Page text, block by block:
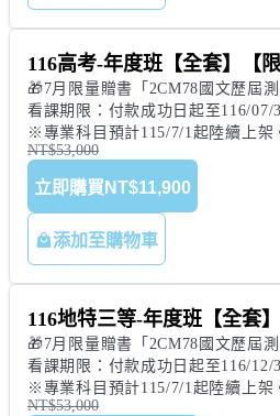
116高考-年度班【全套】【
🎁7月限量贈書「2CM78國文歷屆
看課期限：付款成功日起至116/07/
※專業科目預計115/7/1起陸續上架
NT$53,000
立即購買 NT$11,900
添加至購物車
116地特三等-年度班【全套
🎁7月限量贈書「2CM78國文歷屆
看課期限：付款成功日起至116/12/
※專業科目預計115/7/1起陸續上架
NT$53,000